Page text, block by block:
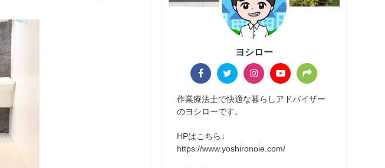
ヨシロー
作業療法士で快適な暮らしアドバイザー
のヨシローです。
HPはこちら↓
https://www.yoshironoie.com/